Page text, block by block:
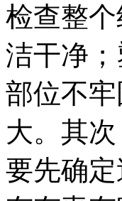
检查整
洁干净
部位不
大。其
要先确